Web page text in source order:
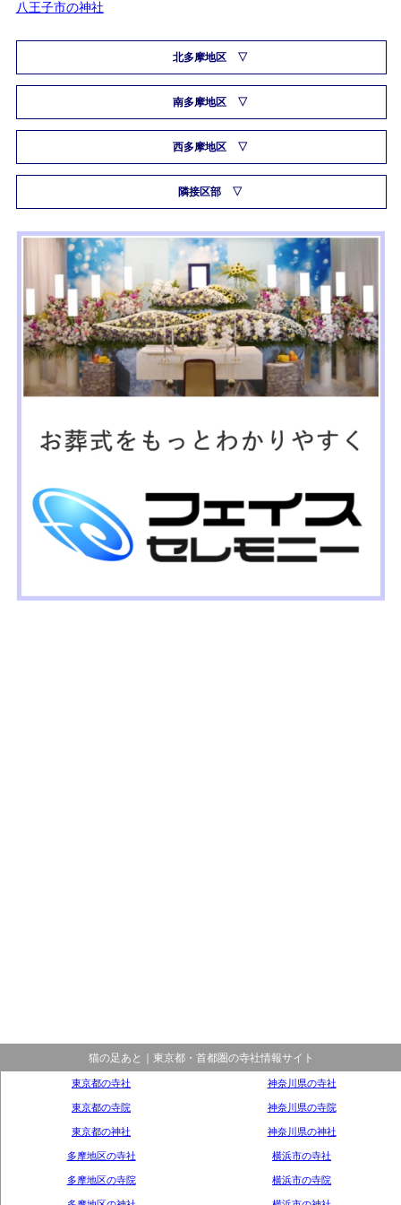
八王子市の神社
北多摩地区
南多摩地区
西多摩地区
隣接区部
猫の足あと｜東京都・首都圏の寺社情報サイト
東京都の寺社
東京都の寺院
東京都の神社
多摩地区の寺社
多摩地区の寺院
神奈川県の寺社
神奈川県の寺院
神奈川県の神社
横浜市の寺社
横浜市の寺院